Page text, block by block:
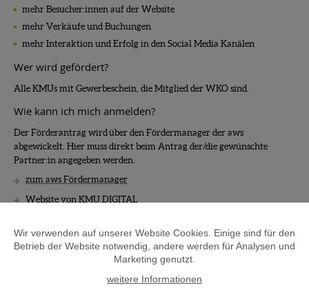
mehr Besucher:innen auf der Website
mehr Verkäufe und Buchungen
mehr Interaktion und Erfolg in den Social Media Kanälen
Wer wird gefördert?
Alle KMUs mit Gewerbeschein, die Mitglied der WKO sind.
Wie kann ich mich anmelden?
Der Förderantrag wird über den Fördermanager der aws
abgewickelt. Hier muss direkt beim Antrag der/die gewünschte
Partner:in angegeben werden.
zum aws Fördermanager
Website von KMU.DIGITAL
Wir verwenden auf unserer Website Cookies. Einige sind für den
Betrieb der Website notwendig, andere werden für Analysen und
Marketing genutzt.
weitere Informationen